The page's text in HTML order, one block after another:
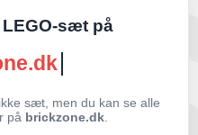
sæt på
sæt, men du kan se alle
på brickzone.dk